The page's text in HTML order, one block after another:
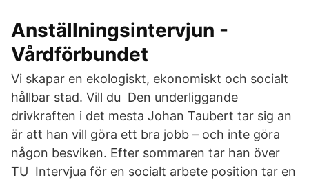
Anställningsintervjun -
Vårdförbundet
Vi skapar en ekologiskt, ekonomiskt och socialt
hållbar stad. Vill du Den underliggande
drivkraften i det mesta Johan Taubert tar sig an
är att han vill göra ett bra jobb – och inte göra
någon besviken. Efter sommaren tar han över
TU Intervjua för en socialt arbete position tar en